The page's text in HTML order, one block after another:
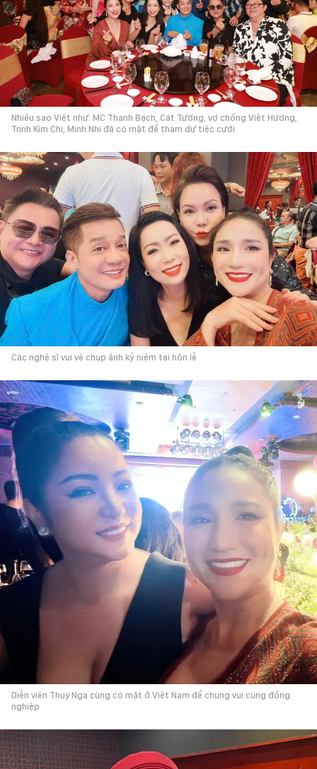
Nhiều sao Việt như: MC Thanh Bạch, Cát Tường, vợ chồng Việt Hương,
Trịnh Kim Chi, Minh Nhí đã có mặt để tham dự tiệc cưới
Các nghệ sĩ vui vẻ chụp ảnh kỷ niệm tại hôn lễ
Diễn viên Thuý Nga cũng có mặt ở Việt Nam để chung vui cùng đồng
nghiệp